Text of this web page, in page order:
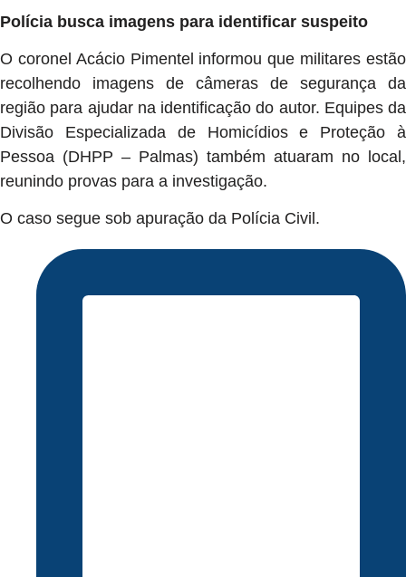
Polícia busca imagens para identificar suspeito
O coronel Acácio Pimentel informou que militares estão
recolhendo imagens de câmeras de segurança da
região para ajudar na identificação do autor. Equipes da
Divisão Especializada de Homicídios e Proteção à
Pessoa (DHPP – Palmas) também atuaram no local,
reunindo provas para a investigação.
O caso segue sob apuração da Polícia Civil.